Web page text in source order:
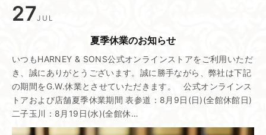
27JUL
夏季休業の​お知らせ
いつもHARNEY & SONS公式オンラインストアをご利用いただ
き、誠にありがとうございます。誠に勝手ながら、弊社は下記
の期間をG.W.休業とさせていただきます。 公式オンラインス
トアおよび店舗夏季休業期間 表参道：8月9日(日)(全館休館日)
二子玉川：8月19日(水)(全館休…